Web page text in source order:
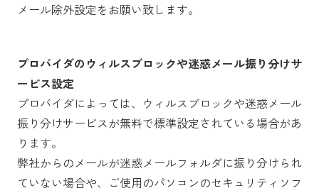
メール除外設定をお願い致します。
プロバイダのウィルスブロックや迷惑メール振り分けサ
ービス設定
プロバイダによっては、ウィルスブロックや迷惑メール
振り分けサービスが無料で標準設定されている場合があ
ります。
弊社からのメールが迷惑メールフォルダに振り分けられ
ていない場合や、ご使用のパソコンのセキュリティソフ